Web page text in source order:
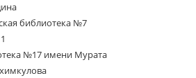
библиотека №7
№17 имени Мурата